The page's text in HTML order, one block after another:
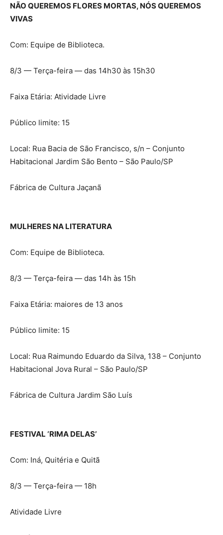
NÃO QUEREMOS FLORES MORTAS, NÓS QUEREMOS
VIVAS
Com: Equipe de Biblioteca.
8/3 — Terça-feira — das 14h30 às 15h30
Faixa Etária: Atividade Livre
Público limite: 15
Local: Rua Bacia de São Francisco, s/n – Conjunto
Habitacional Jardim São Bento – São Paulo/SP
Fábrica de Cultura Jaçanã
MULHERES NA LITERATURA
Com: Equipe de Biblioteca.
8/3 — Terça-feira — das 14h às 15h
Faixa Etária: maiores de 13 anos
Público limite: 15
Local: Rua Raimundo Eduardo da Silva, 138 – Conjunto
Habitacional Jova Rural – São Paulo/SP
Fábrica de Cultura Jardim São Luís
FESTIVAL ‘RIMA DELAS’
Com: Iná, Quitéria e Quitã
8/3 — Terça-feira — 18h
Atividade Livre